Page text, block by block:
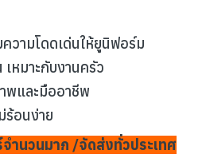
วามโดดเด่นให้ยูนิฟอร์ม
หมาะกับงานครัว
พและมืออาชีพ
ร้อนง่าย
ำนวนมาก /จัดส่งทั่วประเทศ